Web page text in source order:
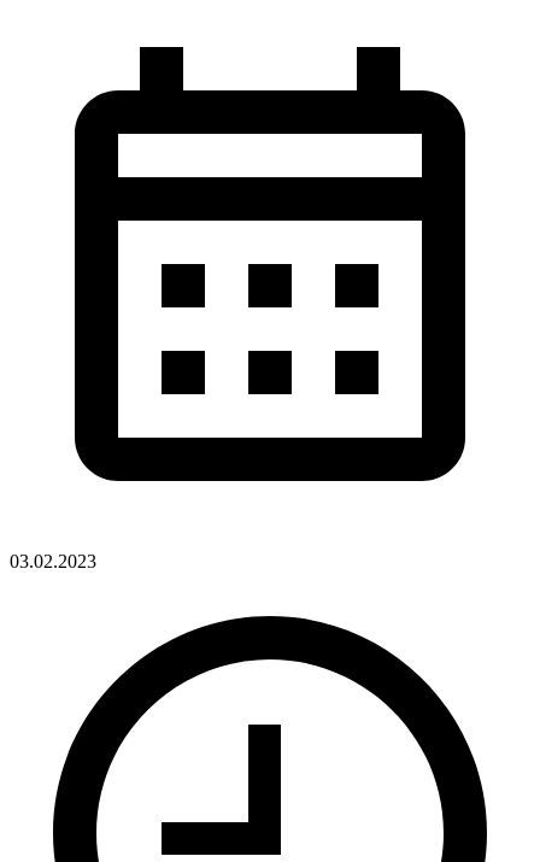
03.02.2023